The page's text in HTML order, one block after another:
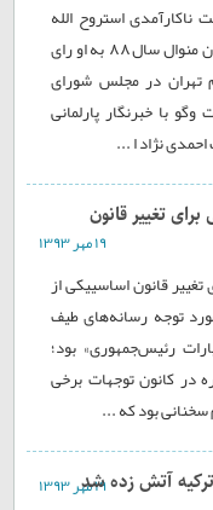
استروح الله
حسینیان: اگر احمدی نژاد بیاید مردم به همان منوال سال 88 به او رای
تهران در مجلس شورای
با خبرنگار پارلمانی
نژاد ا ...
تغییر قانون
۱۹ مهر ۱۳۹۳
قانون اساسییكی از
توجه رسانه‌های طیف
رئیس‌جمهوری‌» بود؛
به ۱۰ سال دوباره در كانون توجهات برخی
بود كه ...
آتش زده شد
۱۹ مهر ۱۳۹۳